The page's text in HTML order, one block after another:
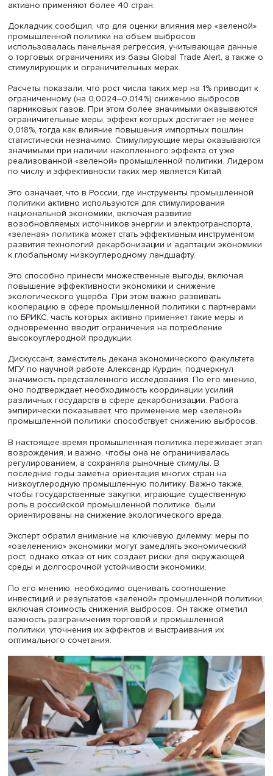
ограничениях торговли товарами и технологиями из
низкоуглеродных технологий МВФ, включающего 135
субпозиций, в том числе подвыборки товаров для
энергетики и транспорта.
Он отметил, что в последние годы объем торговли
низкоуглеродными технологиями превысил один
долларов США. При этом в последнее десятилетие
таких технологий замедлился, особенно в страны
Глобального Юга, на фоне быстрого роста
торговле «зелеными» товарами.
Среди мер промышленной и торговой политики,
направленных на разработку и производство
низкоуглеродных технологий и материалов, он назвал
импортные тарифы, стимулирующие меры (гранты,
налоговые льготы и др. — всего 42), а также
меры, включая локализацию сборки и требования для
доступа к государственным закупкам (в общей
Такие инструменты «зеленой» промышленной политики
активно применяют более 40 стран.
Докладчик сообщил, что для оценки влияния мер
промышленной политики на объем выбросов
использовалась панельная регрессия, учитывающая
о торговых ограничениях из базы Global Trade Alert, а
стимулирующих и ограничительных мерах.
ограниченному (на 0,0024–0,014%) снижению
парниковых газов. При этом более значимыми
ограничительные меры, эффект которых достигает не
0,018%, тогда как влияние повышения импортных
статистически незначимо. Стимулирующие меры
значимыми при наличии накопленного эффекта от уже
по числу и эффективности таких мер является Китай.
Это означает, что в России, где инструменты
политики активно используются для стимулирования
национальной экономики, включая развитие
возобновляемых источников энергии и
«зеленая» политика может стать эффективным
к глобальному низкоуглеродному ландшафту.
Это способно принести множественные выгоды,
повышение эффективности экономики и снижение
экологического ущерба. При этом важно развивать
кооперацию в сфере промышленной политики с
по БРИКС, часть которых активно применяет такие
одновременно вводит ограничения на потребление
высокоуглеродной продукции.
Дискуссант, заместитель декана экономического
МГУ по научной работе Александр Курдин, подчеркнул
значимость представленного исследования. По его
оно подтверждает необходимость координации усилий
различных государств в сфере декарбонизации.
эмпирически показывает, что применение мер
промышленной политики способствует снижению
В настоящее время промышленная политика
возрождения, и важно, чтобы она не ограничивалась